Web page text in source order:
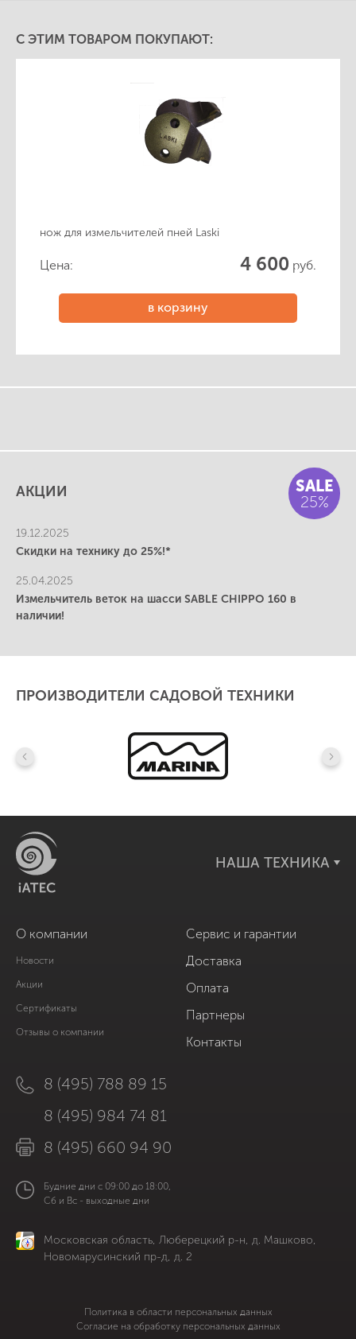
С ЭТИМ ТОВАРОМ ПОКУПАЮТ:
нож для измельчителей пней Laski
Цена: 4 600 руб.
в корзину
АКЦИИ
SALE
25%
19.12.2025
Скидки на технику до 25%!*
25.04.2025
Измельчитель веток на шасси SABLE CHIPPO 160 в
наличии!
ПРОИЗВОДИТЕЛИ САДОВОЙ ТЕХНИКИ
НАША ТЕХНИКА
О компании
Новости
Акции
Сертификаты
Отзывы о компании
Сервис и гарантии
Доставка
Оплата
Партнеры
Контакты
8 (495) 788 89 15
8 (495) 984 74 81
8 (495) 660 94 90
Будние дни с 09:00 до 18:00,
Сб и Вс - выходные дни
Московская область, Люберецкий р-н, д. Машково,
Новомарусинский пр-д, д. 2
Политика в области персональных данных
Согласие на обработку персональных данных